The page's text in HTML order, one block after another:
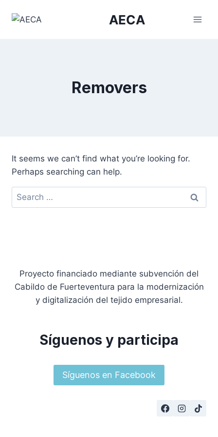
AECA
Removers
It seems we can’t find what you’re looking for.
Perhaps searching can help.
Search
for:
Proyecto financiado mediante subvención del
Cabildo de Fuerteventura para la modernización
y digitalización del tejido empresarial.
Síguenos y participa
Síguenos en Facebook